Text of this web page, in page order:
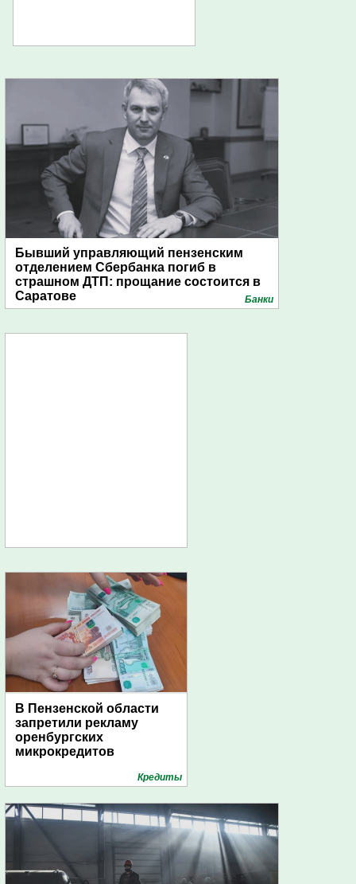
Бывший управляющий пензенским
отделением Сбербанка погиб в
страшном ДТП: прощание состоится в
Саратове
Банки
В Пензенской области
запретили рекламу
оренбургских
микрокредитов
Кредиты